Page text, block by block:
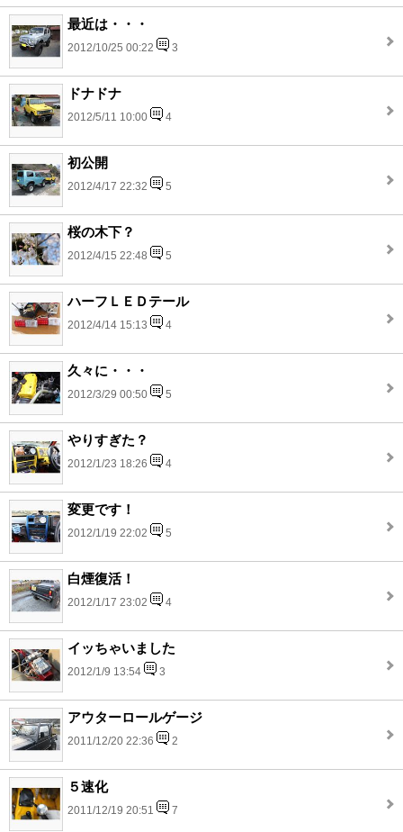
最近は・・・
2012/10/25 00:22 3
ドナドナ
2012/5/11 10:00 4
初公開
2012/4/17 22:32 5
桜の木下？
2012/4/15 22:48 5
ハーフＬＥＤテール
2012/4/14 15:13 4
久々に・・・
2012/3/29 00:50 5
やりすぎた？
2012/1/23 18:26 4
変更です！
2012/1/19 22:02 5
白煙復活！
2012/1/17 23:02 4
イッちゃいました
2012/1/9 13:54 3
アウターロールゲージ
2011/12/20 22:36 2
５速化
2011/12/19 20:51 7